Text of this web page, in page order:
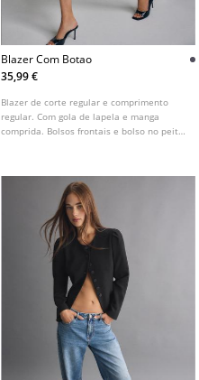
Blazer Com Botao
35,99 €
Blazer de corte regular e comprimento
regular. Com gola de lapela e manga
comprida. Bolsos frontais e bolso no peito.